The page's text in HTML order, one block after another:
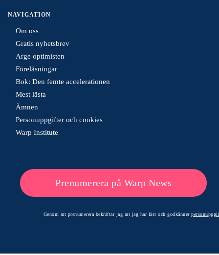
NAVIGATION
Om oss
Gratis nyhetsbrev
Arge optimisten
Föreläsningar
Bok: Den femte accelerationen
Mest lästa
Ämnen
Personuppgifter och cookies
Warp Institute
Prenumerera på Warp News
Genom att prenumerera bekräftar jag att jag har läst och godkänner